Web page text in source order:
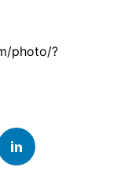
photo/?